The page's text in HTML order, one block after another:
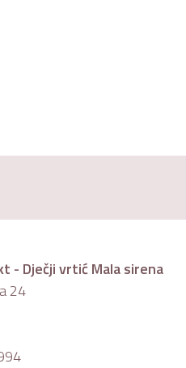
- Dječji vrtić Mala sirena
24